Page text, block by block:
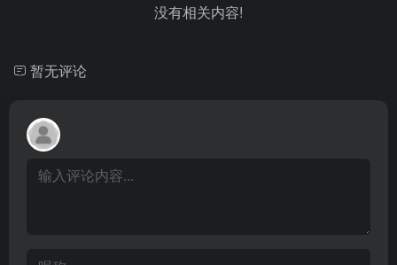
没有相关内容!
暂无评论